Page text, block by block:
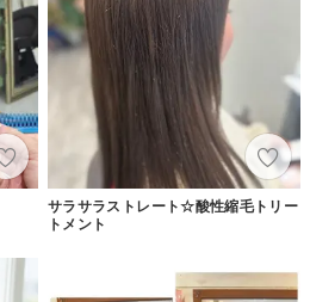
サラサラストレート☆酸性縮毛トリー
トメント